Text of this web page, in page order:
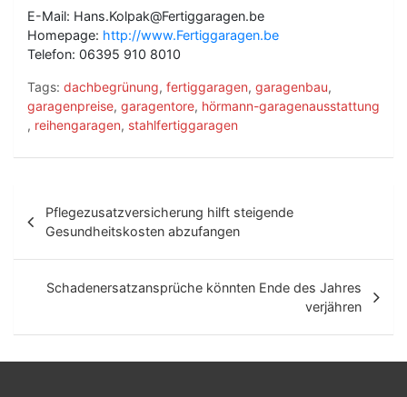
E-Mail: Hans.Kolpak@Fertiggaragen.be
Homepage: http://www.Fertiggaragen.be
Telefon: 06395 910 8010
Tags: dachbegrünung, fertiggaragen, garagenbau,
garagenpreise, garagentore, hörmann-garagenausstattung
, reihengaragen, stahlfertiggaragen
e
i
a
Pflegezusatzversicherung hilft steigende
Gesundheitskosten abzufangen
Schadenersatzansprüche könnten Ende des Jahres
verjähren